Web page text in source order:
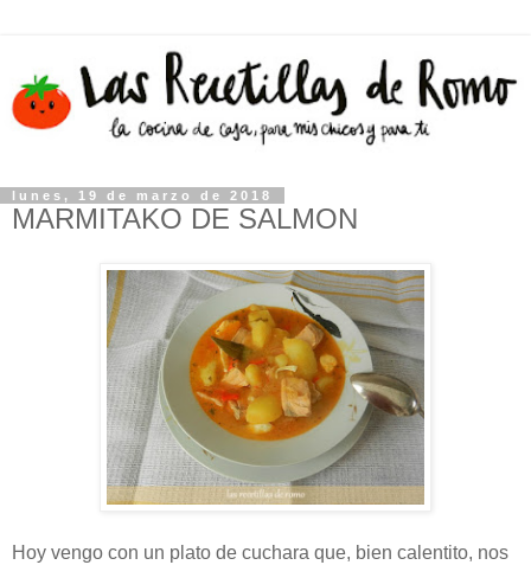
lunes, 19 de marzo de 2018
MARMITAKO DE SALMON
Hoy vengo con un plato de cuchara que, bien calentito, nos